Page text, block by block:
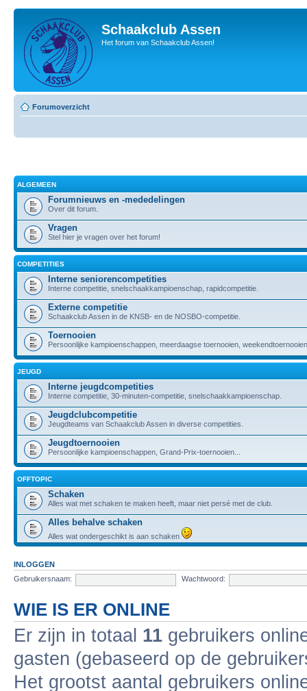
Schaakclub Assen
Het forum van Schaakclub Assen!
Forumoverzicht
ALGEMEEN
Forumnieuws en -mededelingen
Over dit forum.
Vragen
Stel hier je vragen over het forum!
COMPETITIES
Interne seniorencompetities
Interne competitie, snelschaakkampioenschap, rapidcompetitie.
Externe competitie
Schaakclub Assen in de KNSB- en de NOSBO-competitie.
Toernooien
Persoonlijke kampioenschappen, meerdaagse toernooien,
JEUGD
Interne jeugdcompetities
Interne competitie, 30-minuten-competitie, snelschaakkampioenschap.
Jeugdclubcompetitie
Jeugdteams van Schaakclub Assen in diverse competities.
Jeugdtoernooien
Persoonlijke kampioenschappen, Grand-Prix-toernooien...
OFFTOPIC
Schaken
Alles wat met schaken te maken heeft, maar niet persé met de club.
Alles behalve schaken
Alles wat ondergeschikt is aan schaken
INLOGGEN
Gebruikersnaam:
Wachtwoord:
WIE IS ER ONLINE
Er zijn in totaal 11 gebruikers
gasten (gebaseerd op de
Het grootst aantal gebruikers